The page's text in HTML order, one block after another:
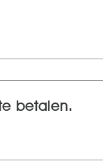
betalen.